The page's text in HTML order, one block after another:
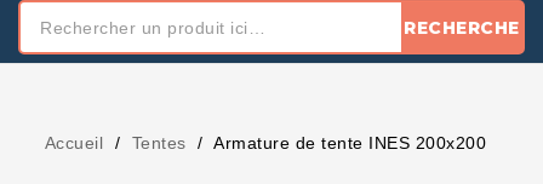
RECHERCHE
Accueil Tentes Armature de tente INES 200x200